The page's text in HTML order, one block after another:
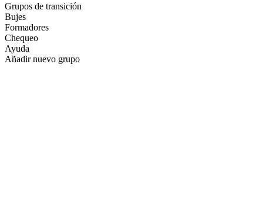
Grupos de transición
Bujes
Formadores
Chequeo
Ayuda
Añadir nuevo grupo